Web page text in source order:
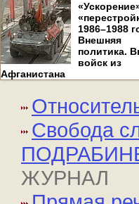
1986–1988
Внешняя
политика.
войск из
Афганистана
Свобода
ЖУРНАЛ